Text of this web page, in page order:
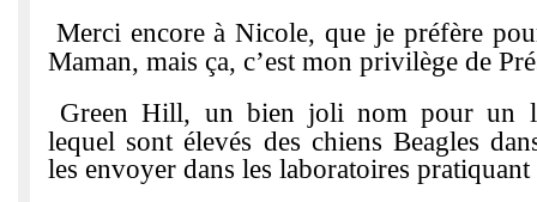
Merci encore à Nicole, que je préfère
Maman, mais ça, c’est mon privilège de
Green Hill, un bien joli nom pour un
lequel sont élevés des chiens Beagles
les envoyer dans les laboratoires